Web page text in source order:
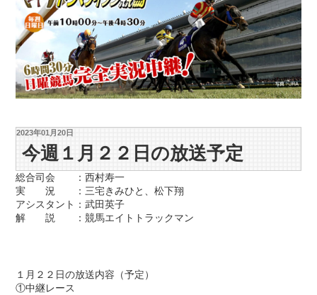
2023年01月20日
今週１月２２日の放送予定
総合司会 ：西村寿一
実 況 ：三宅きみひと、松下翔
アシスタント：武田英子
解 説 ：競馬エイトトラックマン
１月２２日の放送内容（予定）
①中継レース